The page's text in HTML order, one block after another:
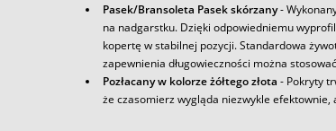
Pasek/Bransoleta Pasek skórzany-
na nadgarstku. Dzięki odpowiedniemu
kopertę w stabilnej pozycji. Standardowa
zapewnienia długowieczności można
Pozłacany w kolorze żółtego złota - Pokryty
że czasomierz wygląda niezwykle